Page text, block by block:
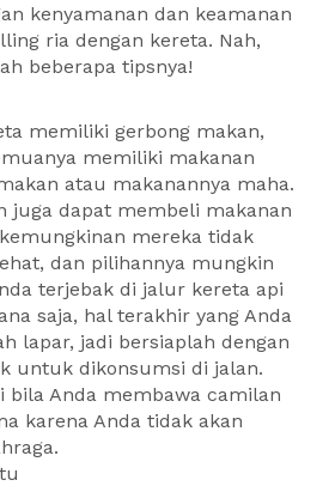
kenyamanan dan keamanan
ria dengan kereta. Nah,
beberapa tipsnya!
memiliki gerbong makan,
memiliki makanan
atau makanannya maha.
juga dapat membeli makanan
mereka tidak
dan pilihannya mungkin
terjebak di jalur kereta api
saja, hal terakhir yang Anda
lapar, jadi bersiaplah dengan
untuk dikonsumsi di jalan.
bila Anda membawa camilan
karena Anda tidak akan